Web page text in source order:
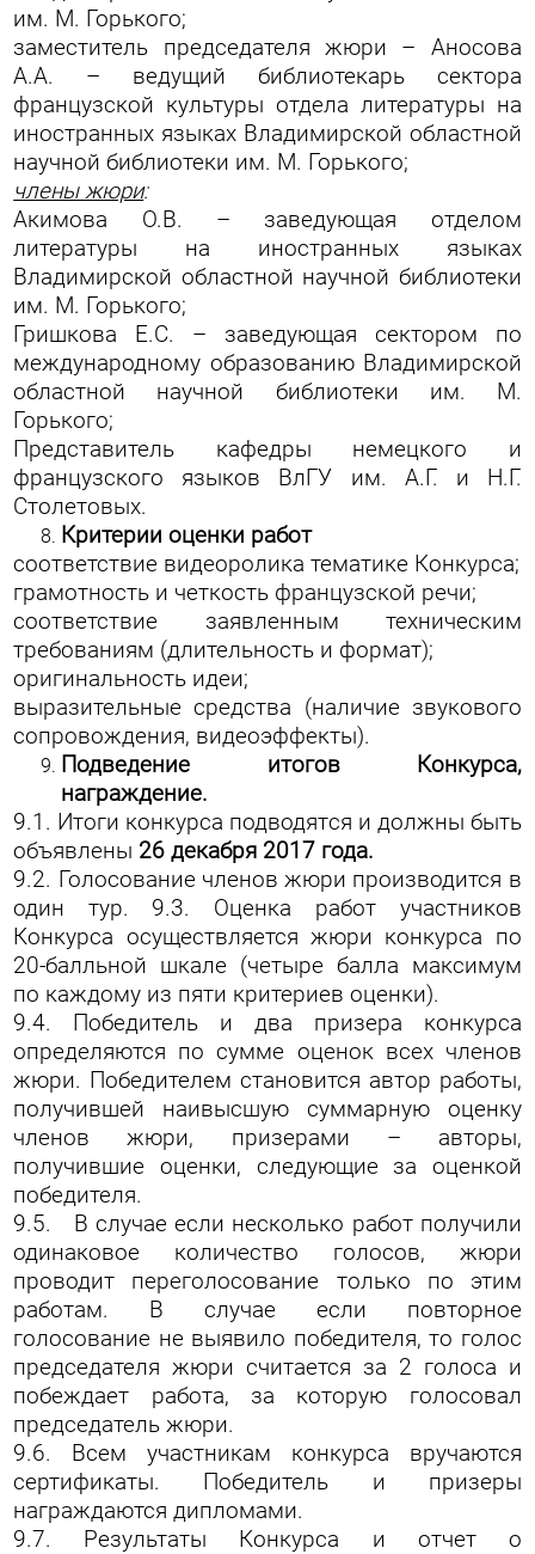
им. М. Горького;
заместитель председателя жюри – Аносова
А.А. – ведущий библиотекарь сектора
французской культуры отдела литературы на
иностранных языках Владимирской областной
научной библиотеки им. М. Горького;
члены жюри:
Акимова О.В. – заведующая отделом
литературы на иностранных языках
Владимирской областной научной библиотеки
им. М. Горького;
Гришкова Е.С. – заведующая сектором по
международному образованию Владимирской
областной научной библиотеки им. М.
Горького;
Представитель кафедры немецкого и
французского языков ВлГУ им. А.Г. и Н.Г.
Столетовых.
Критерии оценки работ
соответствие видеоролика тематике Конкурса;
грамотность и четкость французской речи;
соответствие заявленным техническим
требованиям (длительность и формат);
оригинальность идеи;
выразительные средства (наличие звукового
сопровождения, видеоэффекты).
Подведение итогов Конкурса,
награждение.
9.1. Итоги конкурса подводятся и должны быть
объявлены 26 декабря 2017 года.
9.2. Голосование членов жюри производится в
один тур.
9.3. Оценка работ участников
Конкурса осуществляется жюри конкурса по
20-балльной шкале (четыре балла максимум
по каждому из пяти критериев оценки).
9.4. Победитель и два призера конкурса
определяются по сумме оценок всех членов
жюри. Победителем становится автор работы,
получившей наивысшую суммарную оценку
членов жюри, призерами – авторы,
получившие оценки, следующие за оценкой
победителя.
9.5. В случае если несколько работ получили
одинаковое количество голосов, жюри
проводит переголосование только по этим
работам. В случае если повторное
голосование не выявило победителя, то голос
председателя жюри считается за 2 голоса и
побеждает работа, за которую голосовал
председатель жюри.
9.6. Всем участникам конкурса вручаются
сертификаты. Победитель и призеры
награждаются дипломами.
9.7. Результаты Конкурса и отчет о